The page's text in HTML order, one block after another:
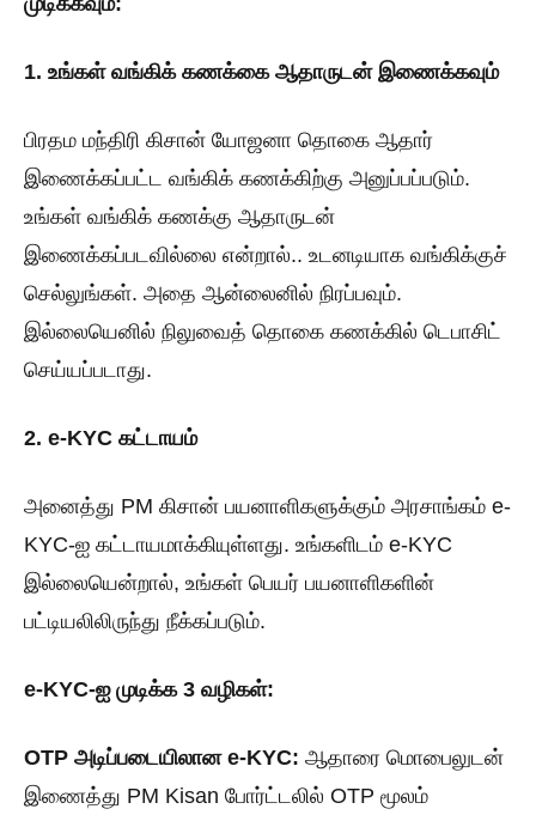
1. உங்கள் வங்கிக் கணக்கை ஆதாருடன் இணைக்கவும்
பிரதம மந்திரி கிசான் யோஜனா தொகை ஆதார்
இணைக்கப்பட்ட வங்கிக் கணக்கிற்கு அனுப்பப்படும்.
உங்கள் வங்கிக் கணக்கு ஆதாருடன்
இணைக்கப்படவில்லை என்றால்.. உடனடியாக வங்கிக்குச்
செல்லுங்கள். அதை ஆன்லைனில் நிரப்பவும்.
இல்லையெனில் நிலுவைத் தொகை கணக்கில் டெபாசிட்
செய்யப்படாது.
2. e-KYC கட்டாயம்
அனைத்து PM கிசான் பயனாளிகளுக்கும் அரசாங்கம் e-
KYC-ஐ கட்டாயமாக்கியுள்ளது. உங்களிடம் e-KYC
இல்லையென்றால், உங்கள் பெயர் பயனாளிகளின்
பட்டியலிலிருந்து நீக்கப்படும்.
e-KYC-ஐ முடிக்க 3 வழிகள்:
OTP அடிப்படையிலான e-KYC: ஆதாரை மொபைலுடன்
இணைத்து PM Kisan போர்ட்டலில் OTP மூலம்